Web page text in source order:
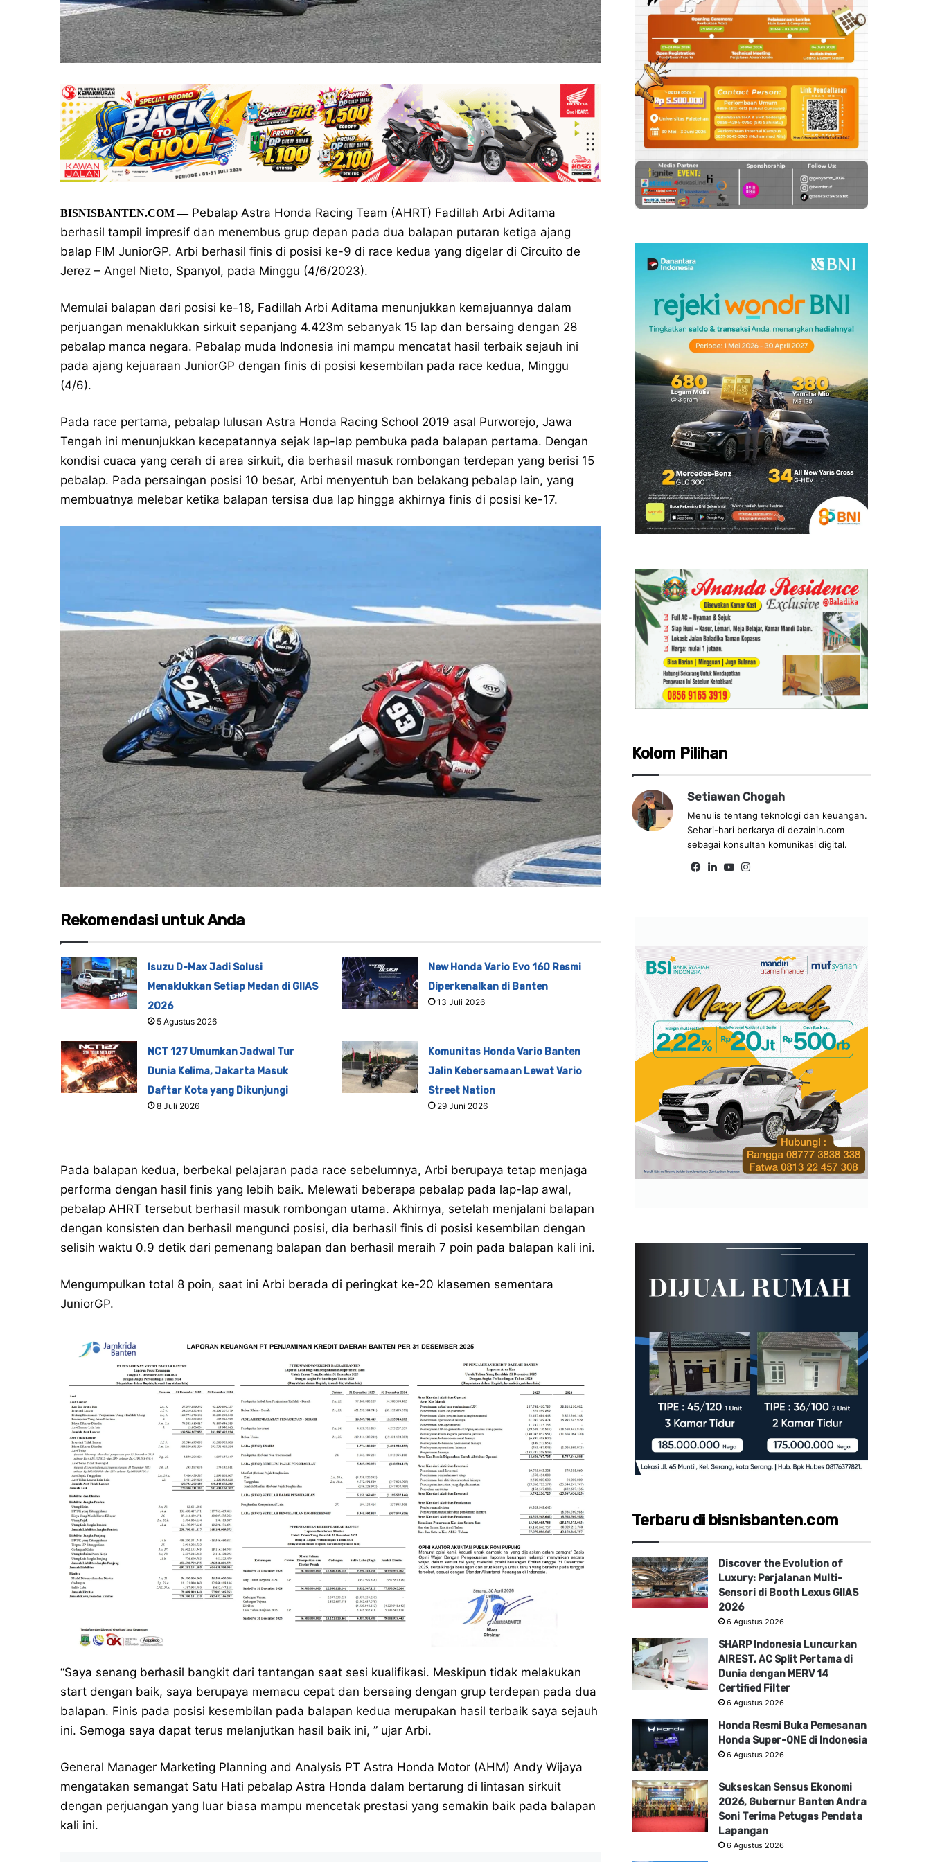
BISNISBANTEN.COM —Pebalap Astra Honda Racing Team (AHRT) Fadillah Arbi Aditama
berhasil tampil impresif dan menembus grup depan pada dua balapan putaran ketiga ajang
balap FIM JuniorGP. Arbi berhasil finis di posisi ke-9 di race kedua yang digelar di Circuito de
Jerez – Angel Nieto, Spanyol, pada Minggu (4/6/2023).
Memulai balapan dari posisi ke-18, Fadillah Arbi Aditama menunjukkan kemajuannya dalam
perjuangan menaklukkan sirkuit sepanjang 4.423m sebanyak 15 lap dan bersaing dengan 28
pebalap manca negara. Pebalap muda Indonesia ini mampu mencatat hasil terbaik sejauh ini
pada ajang kejuaraan JuniorGP dengan finis di posisi kesembilan pada race kedua, Minggu
(4/6).
Pada race pertama, pebalap lulusan Astra Honda Racing School 2019 asal Purworejo, Jawa
Tengah ini menunjukkan kecepatannya sejak lap-lap pembuka pada balapan pertama. Dengan
kondisi cuaca yang cerah di area sirkuit, dia berhasil masuk rombongan terdepan yang berisi 15
pebalap. Pada persaingan posisi 10 besar, Arbi menyentuh ban belakang pebalap lain, yang
membuatnya melebar ketika balapan tersisa dua lap hingga akhirnya finis di posisi ke-17.
Rekomendasi untuk Anda
Isuzu D-Max Jadi Solusi
Menaklukkan Setiap Medan di GIIAS
2026
5 Agustus 2026
New Honda Vario Evo 160 Resmi
Diperkenalkan di Banten
13 Juli 2026
NCT 127 Umumkan Jadwal Tur
Dunia Kelima, Jakarta Masuk
Daftar Kota yang Dikunjungi
8 Juli 2026
Komunitas Honda Vario Banten
Jalin Kebersamaan Lewat Vario
Street Nation
29 Juni 2026
Pada balapan kedua, berbekal pelajaran pada race sebelumnya, Arbi berupaya tetap menjaga
performa dengan hasil finis yang lebih baik. Melewati beberapa pebalap pada lap-lap awal,
pebalap AHRT tersebut berhasil masuk rombongan utama. Akhirnya, setelah menjalani balapan
dengan konsisten dan berhasil mengunci posisi, dia berhasil finis di posisi kesembilan dengan
selisih waktu 0.9 detik dari pemenang balapan dan berhasil meraih 7 poin pada balapan kali ini.
Mengumpulkan total 8 poin, saat ini Arbi berada di peringkat ke-20 klasemen sementara
JuniorGP.
“Saya senang berhasil bangkit dari tantangan saat sesi kualifikasi. Meskipun tidak melakukan
start dengan baik, saya berupaya memacu cepat dan bersaing dengan grup terdepan pada dua
balapan. Finis pada posisi kesembilan pada balapan kedua merupakan hasil terbaik saya sejauh
ini. Semoga saya dapat terus melanjutkan hasil baik ini, ” ujar Arbi.
General Manager Marketing Planning and Analysis PT Astra Honda Motor (AHM) Andy Wijaya
mengatakan semangat Satu Hati pebalap Astra Honda dalam bertarung di lintasan sirkuit
dengan perjuangan yang luar biasa mampu mencetak prestasi yang semakin baik pada balapan
kali ini.
Kolom Pilihan
Setiawan Chogah
Menulis tentang teknologi dan keuangan.
Sehari-hari berkarya di dezainin.com
sebagai konsultan komunikasi digital.
Fa Lin Yo
Terbaru di bisnisbanten.com
Discover the Evolution of
Luxury: Perjalanan Multi-
Sensori di Booth Lexus GIIAS
2026
6 Agustus 2026
SHARP Indonesia Luncurkan
AIREST, AC Split Pertama di
Dunia dengan MERV 14
Certified Filter
6 Agustus 2026
Honda Resmi Buka Pemesanan
Honda Super-ONE di Indonesia
6 Agustus 2026
Sukseskan Sensus Ekonomi
2026, Gubernur Banten Andra
Soni Terima Petugas Pendata
Lapangan
6 Agustus 2026